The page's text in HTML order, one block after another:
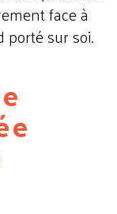
face à
porté sur soi.